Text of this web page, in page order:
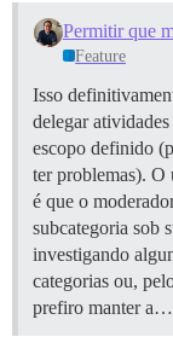
Permitir que
Feature
Isso
delegar
escopo definido
ter problemas). O
é que o
subcategoria sob
investigando
categorias ou,
prefiro manter a…